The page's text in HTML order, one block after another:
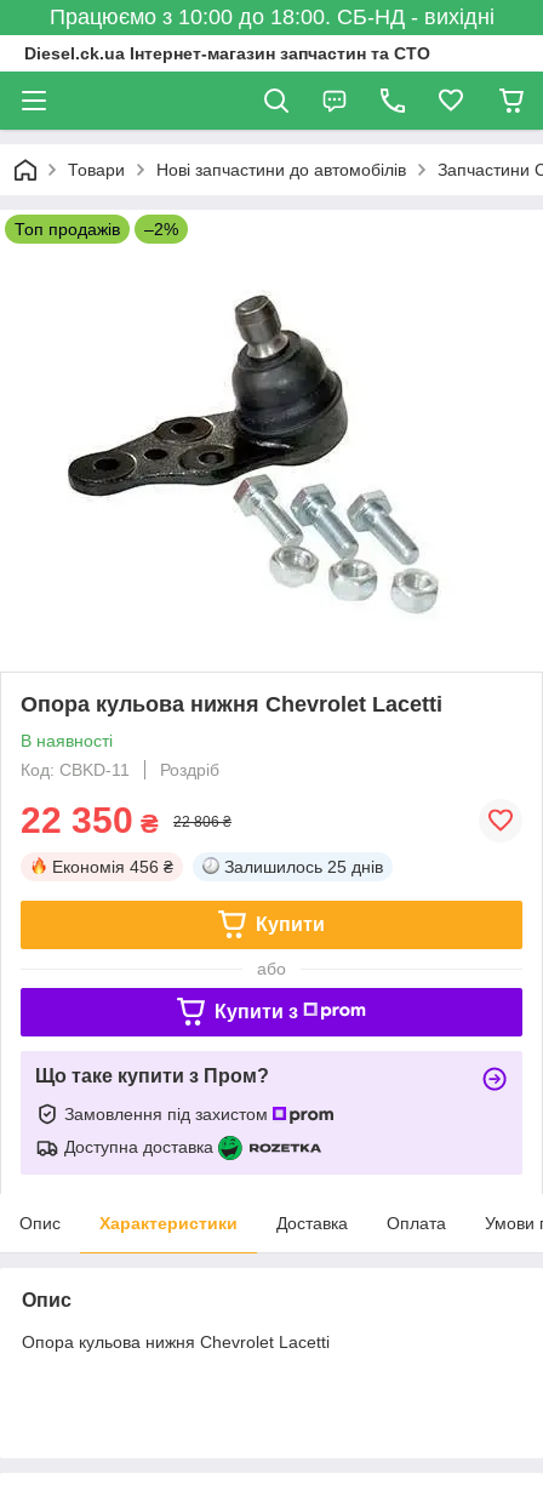
Працюємо з 10:00 до 18:00. СБ-НД - вихідні
Diesel.ck.ua Інтернет-магазин запчастин та СТО
Товари Нові запчастини до автомобілів Запчастини
Топ продажів –2%
Опора кульова нижня Chevrolet Lacetti
В наявності
Код: CBKD-11
Роздріб
22 350 ₴ 22 806 ₴
Економія 456 ₴ Залишилось 25 днів
Купити
або
Купити з
Що таке купити з Пром?
Замовлення під захистом
Доступна доставка
Опис Характеристики Доставка Оплата Умови
Опис
Опора кульова нижня Chevrolet Lacetti